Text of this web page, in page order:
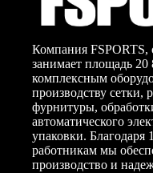
Компания FSPORTS,
занимает площадь
комплексным
производству сетки,
фурнитуры,
автоматического
упаковки.
работникам мы
производство и